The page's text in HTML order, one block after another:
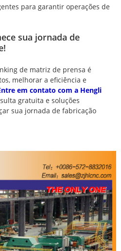
para garantir operações de
sua jornada de
de matriz de prensa é
melhorar a eficiência e
em contato com a Hengli
gratuita e soluções
sua jornada de fabricação